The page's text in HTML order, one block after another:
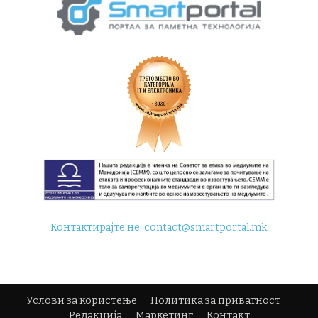
Контактирајте не:contact@smartportal.mk
Услови за користење
Политика за приватност
Редакција
Маркетинг Контакт